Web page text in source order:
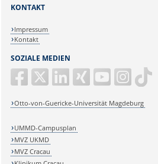
SOZIALE MEDIEN
Otto-von-Guericke-Universität Magdeburg
KONTAKT
Impressum
Kontakt
UMMD-Campusplan
MVZ UKMD
MVZ Cracau